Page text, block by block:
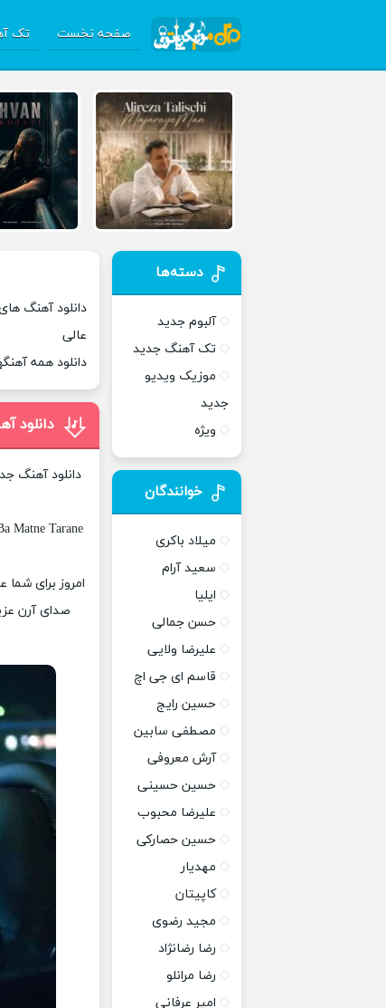
صفحه نخست تک
دانلود آهنگ
عالی
دانلود همه
دانلود
دانلود آهنگ
Matne Tarane
امروز برای
صدای آرن
دسته‌ها
آلبوم جدید
تک آهنگ جدید
موزیک ویدیو
جدید
ویژه
خوانندگان
میلاد باکری
سعید آرام
ایلیا
حسن جمالی
علیرضا ولایی
قاسم ای جی اچ
حسین رایج
مصطفی سابین
آرش معروفی
حسین حسینی
علیرضا محبوب
حسین حصارکی
مهدیار
کاپیتان
مجید رضوی
رضا رضانژاد
رضا مرانلو
امیر عرفانی